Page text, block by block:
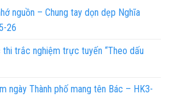
nguồn – Chung tay dọn dẹp Nghĩa
26
trắc nghiệm trực tuyến “Theo dấu
ngày Thành phố mang tên Bác – HK3-